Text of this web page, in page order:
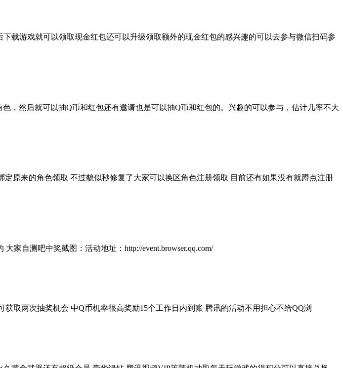
载游戏就可以领取现金红包还可以升级领取额外的现金红包的感兴趣的可以去参与微信扫码参
，然后就可以抽Q币和红包还有邀请也是可以抽Q币和红包的。兴趣的可以参与，估计几率不大
原来的角色领取 不过貌似秒修复了大家可以换区角色注册领取 目前还有如果没有就蹲点注册
家自测吧中奖截图：活动地址：http://event.browser.qq.com/
取两次抽奖机会 中Q币机率很高奖励15个工作日内到账 腾讯的活动不用担心不给QQ浏